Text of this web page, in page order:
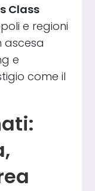
Class
e regioni
ascesa
e
come il